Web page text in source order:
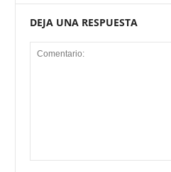
DEJA UNA RESPUESTA